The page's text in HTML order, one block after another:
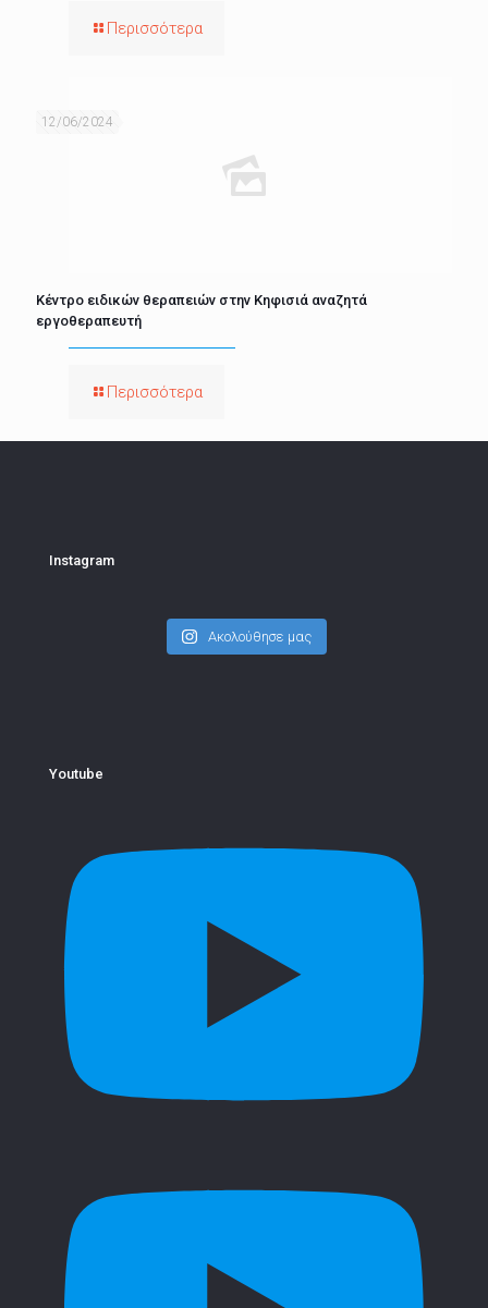
Περισσότερα
12/06/2024
Κέντρο ειδικών θεραπειών στην Κηφισιά αναζητά
εργοθεραπευτή
Περισσότερα
Instagram
Ακολούθησε μας
Youtube